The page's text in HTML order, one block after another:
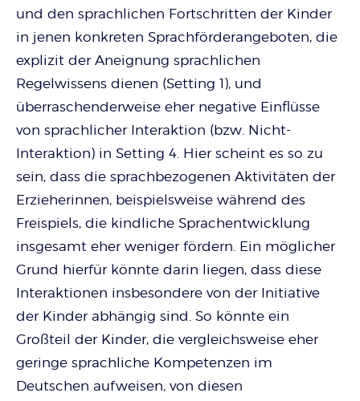
und den sprachlichen Fortschritten der Kinder
in jenen konkreten Sprachförderangeboten, die
explizit der Aneignung sprachlichen
Regelwissens dienen (Setting 1), und
überraschenderweise eher negative Einflüsse
von sprachlicher Interaktion (bzw. Nicht-
Interaktion) in Setting 4. Hier scheint es so zu
sein, dass die sprachbezogenen Aktivitäten der
Erzieherinnen, beispielsweise während des
Freispiels, die kindliche Sprachentwicklung
insgesamt eher weniger fördern. Ein möglicher
Grund hierfür könnte darin liegen, dass diese
Interaktionen insbesondere von der Initiative
der Kinder abhängig sind. So könnte ein
Großteil der Kinder, die vergleichsweise eher
geringe sprachliche Kompetenzen im
Deutschen aufweisen, von diesen